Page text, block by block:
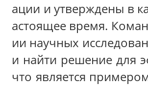
ации и утверждены в
астоящее время.
ии научных
и найти решение для
что является